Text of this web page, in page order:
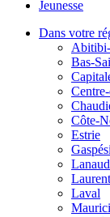
Jeunesse
Dans votre
Bas-
Côte-
Estrie
Laval